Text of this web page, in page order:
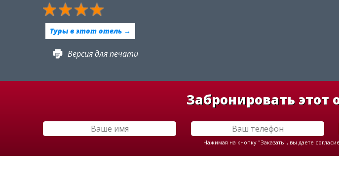
Туры в этот отель →
Версия для печати
Забронировать этот
Нажимая на кнопку "Заказать", вы даете